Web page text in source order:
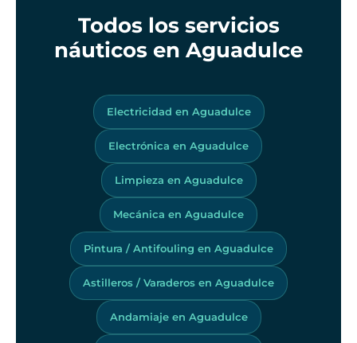
Todos los servicios
náuticos en Aguadulce
Electricidad en Aguadulce
Electrónica en Aguadulce
Limpieza en Aguadulce
Mecánica en Aguadulce
Pintura / Antifouling en Aguadulce
Astilleros / Varaderos en Aguadulce
Andamiaje en Aguadulce